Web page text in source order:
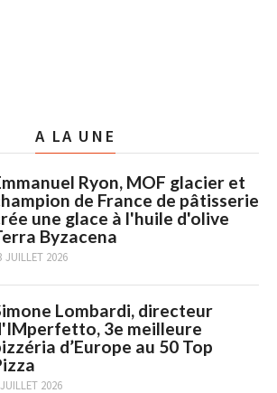
A LA UNE
Ryon, MOF glacier et
de France de pâtisserie
une glace à l'huile d'olive
Byzacena
JUILLET 2026
Lombardi, directeur
3e meilleure
d’Europe au 50 Top
2026